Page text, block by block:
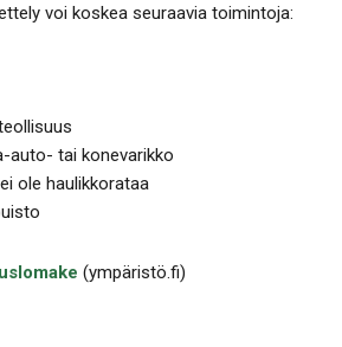
voi koskea seuraavia toimintoja:
auto- tai konevarikko
ole haulikkorataa
(ympäristö.fi)